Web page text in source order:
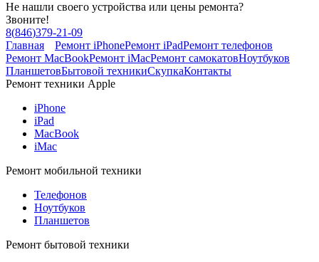
Не нашли своего устройства или цены ремонта?
Звоните!
8(846)379-21-09
Главная
Ремонт iPhoneРемонт iPadРемонт телефонов
Ремонт MacBookРемонт iMacРемонт самокатовНоутбуков
ПланшетовБытовой техникиСкупкаКонтакты
Ремонт техники Apple
iPhone
iPad
MacBook
iMac
Ремонт мобильной техники
Телефонов
Ноутбуков
Планшетов
Ремонт бытовой техники